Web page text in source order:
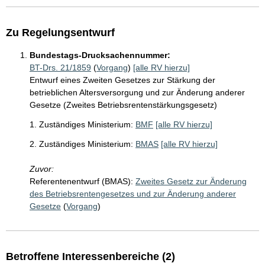
Zu Regelungsentwurf
Bundestags-Drucksachennummer:
BT-Drs. 21/1859 (Vorgang) [alle RV hierzu]
Entwurf eines Zweiten Gesetzes zur Stärkung der
betrieblichen Altersversorgung und zur Änderung anderer
Gesetze (Zweites Betriebsrentenstärkungsgesetz)
1. Zuständiges Ministerium: BMF [alle RV hierzu]
2. Zuständiges Ministerium: BMAS [alle RV hierzu]
Zuvor:
Referentenentwurf (BMAS): Zweites Gesetz zur Änderung
des Betriebsrentengesetzes und zur Änderung anderer
Gesetze (Vorgang)
Betroffene Interessenbereiche (2)